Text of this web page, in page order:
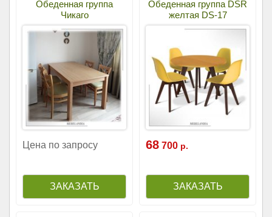
Обеденная группа
Чикаго
Цена по запросу
Обеденная группа DSR
желтая DS-17
68 700 р.